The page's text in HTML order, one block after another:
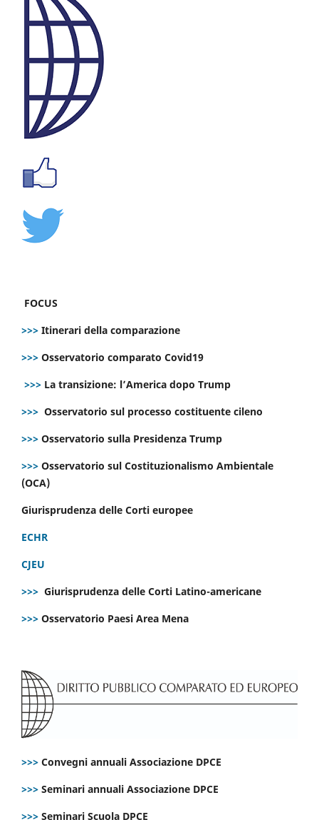
FOCUS
>>> Itinerari della comparazione
>>> Osservatorio comparato Covid19
>>> La transizione: l’America dopo Trump
>>> Osservatorio sul processo costituente cileno
>>> Osservatorio sulla Presidenza Trump
>>> Osservatorio sul Costituzionalismo Ambientale
(OCA)
Giurisprudenza delle Corti europee
ECHR
CJEU
>>> Giurisprudenza delle Corti Latino-americane
>>> Osservatorio Paesi Area Mena
>>> Convegni annuali Associazione DPCE
>>> Seminari annuali Associazione DPCE
>>> Seminari Scuola DPCE